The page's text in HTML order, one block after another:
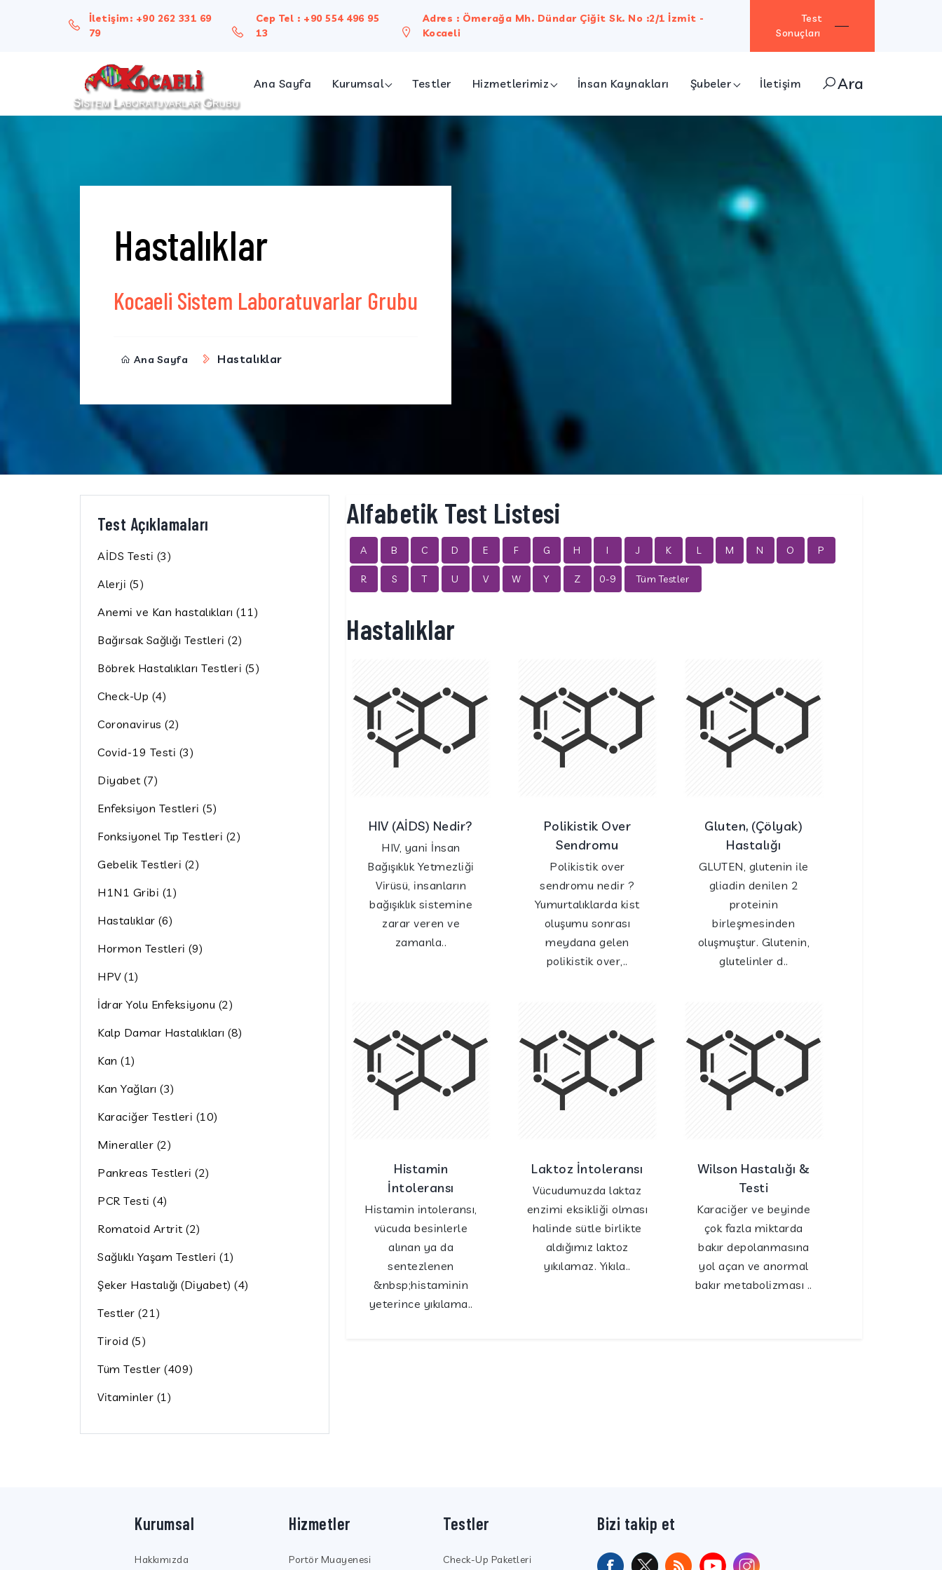
İletişim: +90 262 331 69
79
Cep Tel : +90 554 496 95
13
Adres : Ömerağa Mh. Dündar Çiğit Sk. No :2/1 İzmit -
Kocaeli
Test
Sonuçları
Ana Sayfa Kurumsal Testler Hizmetlerimiz
Biyokimya Laboratuvarı
İnsan Kaynakları Şubeler
KOCAELİ SİSTEM ÖZEL GIDA KONTROL LAB.
İletişim Ara
Hastalıklar
Kocaeli Sistem Laboratuvarlar Grubu
Ana Sayfa Hastalıklar
Alfabetik Test Listesi
A B C D E F G H I J K L M N O P
R S T U V W Y Z 0-9 Tüm Testler
Hastalıklar
HIV (AİDS) Nedir?
HIV, yani İnsan
Bağışıklık Yetmezliği
Virüsü, insanların
bağışıklık sistemine
zarar veren ve
zamanla..
Polikistik Over
Sendromu
Polikistik over
sendromu nedir ?
Yumurtalıklarda kist
oluşumu sonrası
meydana gelen
polikistik over,..
Gluten, (Çölyak)
Hastalığı
GLUTEN, glutenin ile
gliadin denilen 2
proteinin
birleşmesinden
oluşmuştur. Glutenin,
glutelinler d..
Histamin
İntoleransı
Histamin intoleransı,
vücuda besinlerle
alınan ya da
sentezlenen
&nbsp;histaminin
yeterince yıkılama..
Laktoz İntoleransı
Vücudumuzda laktaz
enzimi eksikliği olması
halinde sütle birlikte
aldığımız laktoz
yıkılamaz. Yıkıla..
Wilson Hastalığı &
Testi
Karaciğer ve beyinde
çok fazla miktarda
bakır depolanmasına
yol açan ve anormal
bakır metabolizması ..
Test Açıklamaları
AİDS Testi (3)
Alerji (5)
Anemi ve Kan hastalıkları (11)
Bağırsak Sağlığı Testleri (2)
Böbrek Hastalıkları Testleri (5)
Check-Up (4)
Coronavirus (2)
Covid-19 Testi (3)
Diyabet (7)
Enfeksiyon Testleri (5)
Fonksiyonel Tıp Testleri (2)
Gebelik Testleri (2)
H1N1 Gribi (1)
Hastalıklar (6)
Hormon Testleri (9)
HPV (1)
İdrar Yolu Enfeksiyonu (2)
Kalp Damar Hastalıkları (8)
Kan (1)
Kan Yağları (3)
Karaciğer Testleri (10)
Mineraller (2)
Pankreas Testleri (2)
PCR Testi (4)
Romatoid Artrit (2)
Sağlıklı Yaşam Testleri (1)
Şeker Hastalığı (Diyabet) (4)
Testler (21)
Tiroid (5)
Tüm Testler (409)
Vitaminler (1)
Kurumsal
Hakkımızda
Hizmetler
Portör Muayenesi
Testler
Check-Up Paketleri
Bizi takip et